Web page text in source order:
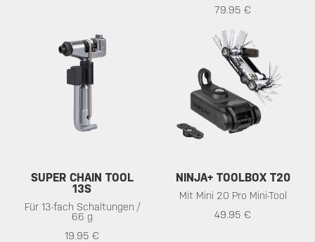
79.95 €
SUPER CHAIN TOOL
13S
Für 13-fach Schaltungen /
66 g
19.95 €
NINJA+ TOOLBOX T20
Mit Mini 20 Pro Mini-Tool
49.95 €